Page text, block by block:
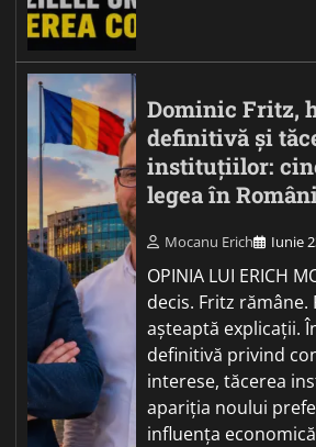
Dominic Fritz,
definitivă și
instituțiilor:
legea în
Mocanu Erich Iunie
OPINIA LUI ERICH
decis. Fritz rămâne.
așteaptă explicații.
definitivă privind
interese, tăcerea
apariția noului
influența